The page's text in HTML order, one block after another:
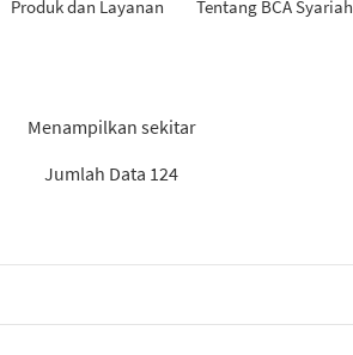
Produk dan Layanan Tentang BCA Syariah
Menampilkan sekitar
Jumlah Data 124